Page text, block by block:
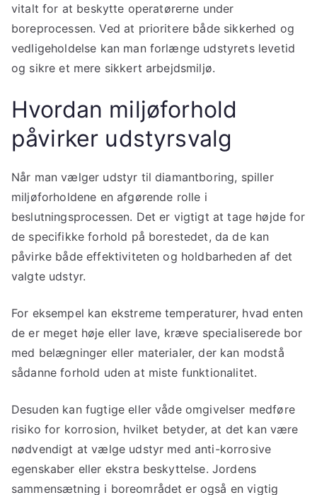
vitalt for at beskytte operatørerne under
boreprocessen. Ved at prioritere både sikkerhed og
vedligeholdelse kan man forlænge udstyrets levetid
og sikre et mere sikkert arbejdsmiljø.
Hvordan miljøforhold
påvirker udstyrsvalg
Når man vælger udstyr til diamantboring, spiller
miljøforholdene en afgørende rolle i
beslutningsprocessen. Det er vigtigt at tage højde for
de specifikke forhold på borestedet, da de kan
påvirke både effektiviteten og holdbarheden af det
valgte udstyr.
For eksempel kan ekstreme temperaturer, hvad enten
de er meget høje eller lave, kræve specialiserede bor
med belægninger eller materialer, der kan modstå
sådanne forhold uden at miste funktionalitet.
Desuden kan fugtige eller våde omgivelser medføre
risiko for korrosion, hvilket betyder, at det kan være
nødvendigt at vælge udstyr med anti-korrosive
egenskaber eller ekstra beskyttelse. Jordens
sammensætning i boreområdet er også en vigtig